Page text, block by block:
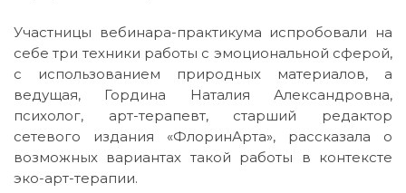
Участницы вебинара-практикума испробовали на
себе три техники работы с эмоциональной сферой,
с использованием природных материалов, а
ведущая, Гордина Наталия Александровна,
психолог, арт-терапевт, старший редактор
сетевого издания «ФлоринАрта», рассказала о
возможных вариантах такой работы в контексте
эко-арт-терапии.